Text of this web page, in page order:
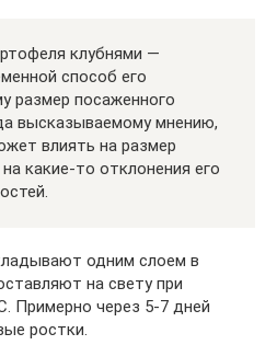
клубнями —
способ его
размер посаженного
высказываемому мнению,
влиять на размер
какие-то отклонения его
одним слоем в
на свету при
Примерно через 5-7 дней
ростки.